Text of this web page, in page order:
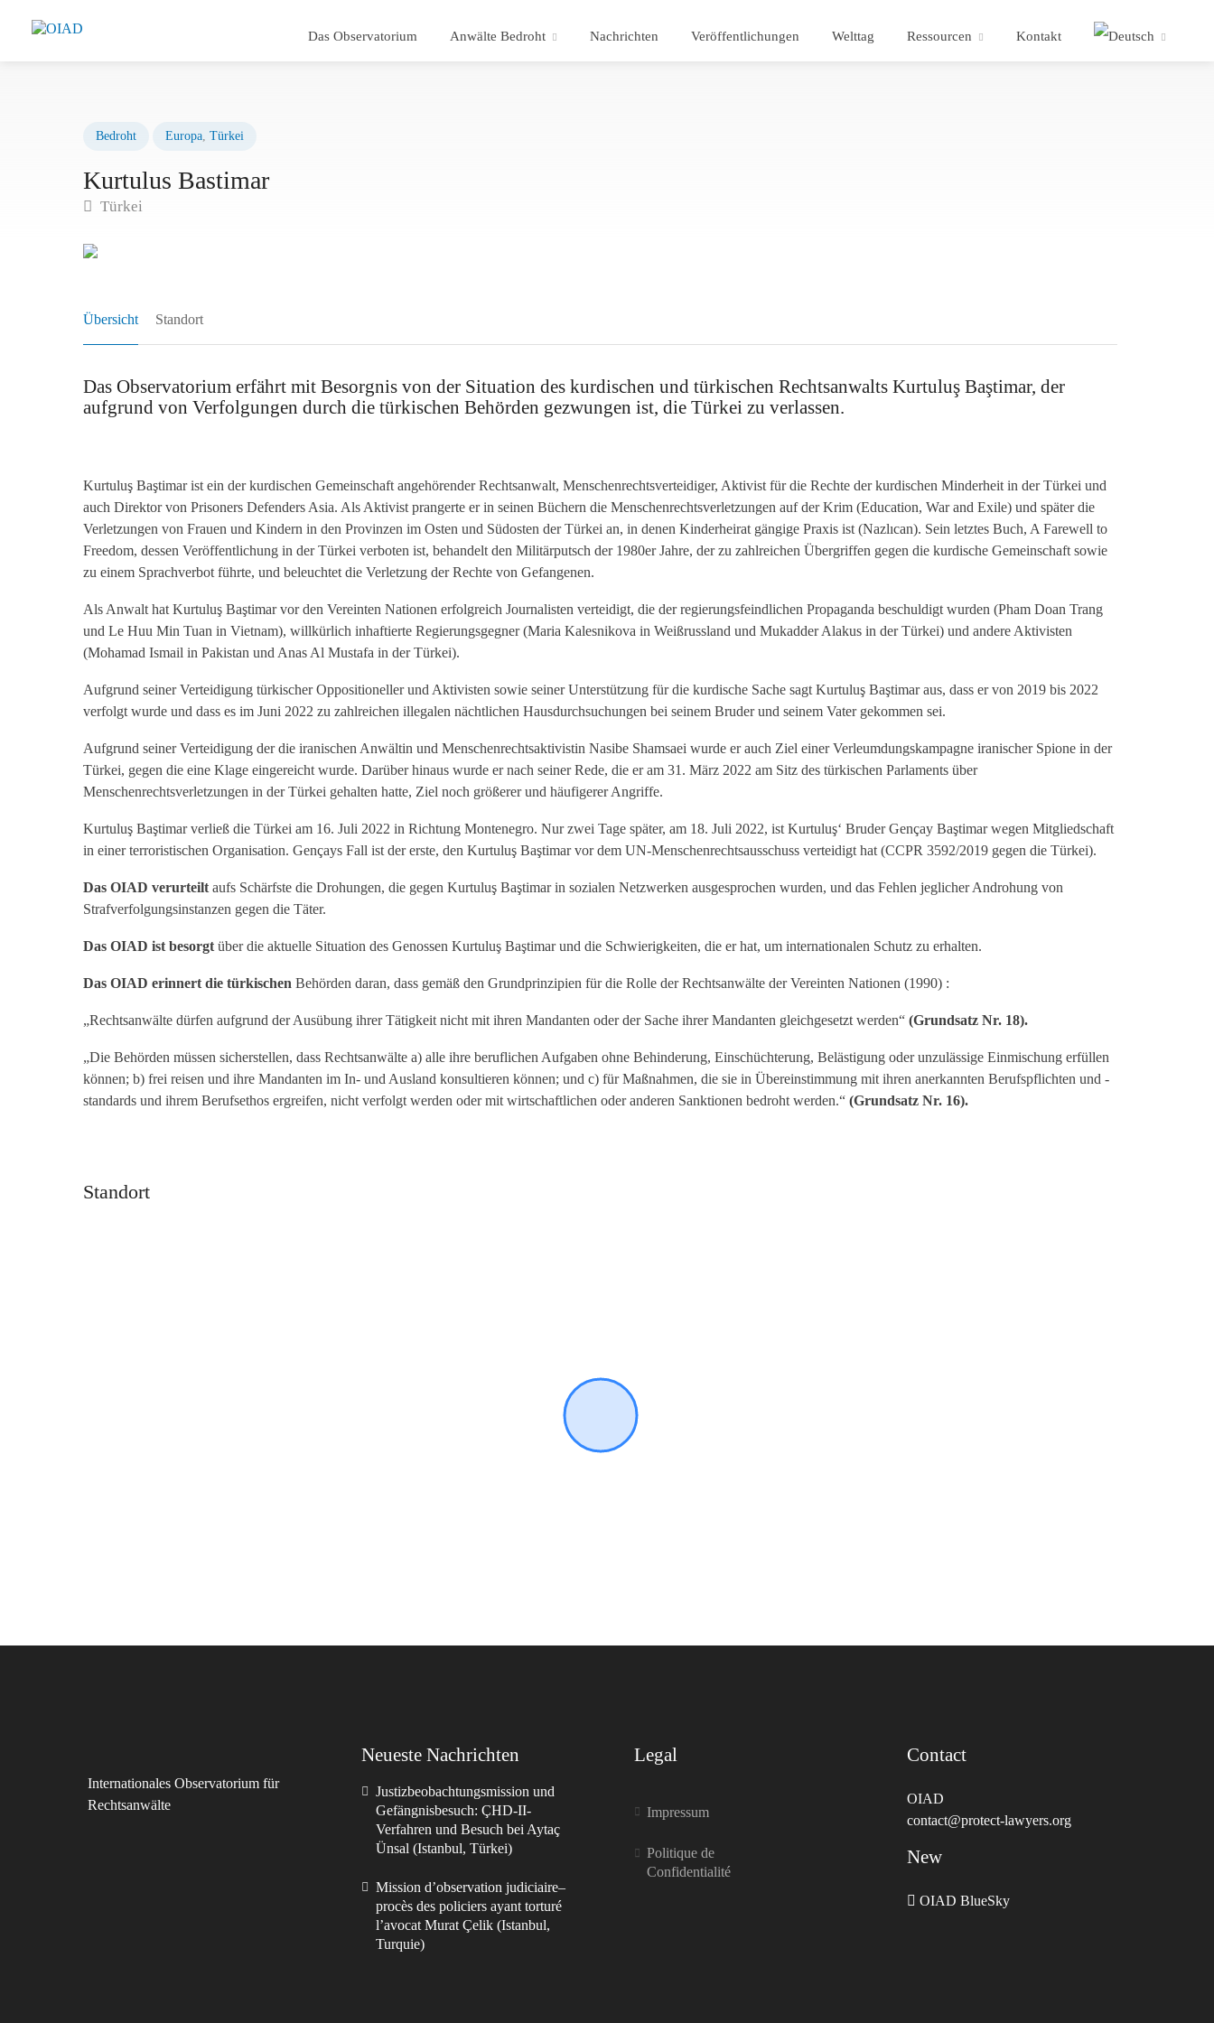
Das Observatorium Anwälte Bedroht Nachrichten Veröffentlichungen Welttag Ressourcen Kontakt
Bedroht Europa,Türkei
Kurtulus Bastimar
Türkei
Übersicht Standort
Das Observatorium erfährt mit Besorgnis von der Situation des kurdischen und türkischen Rechtsanwalts Kurtuluş Baştimar, der
aufgrund von Verfolgungen durch die türkischen Behörden gezwungen ist, die Türkei zu verlassen.
Kurtuluş Baştimar ist ein der kurdischen Gemeinschaft angehörender Rechtsanwalt, Menschenrechtsverteidiger, Aktivist für die Rechte der kurdischen Minderheit in der Türkei und
auch Direktor von Prisoners Defenders Asia. Als Aktivist prangerte er in seinen Büchern die Menschenrechtsverletzungen auf der Krim (Education, War and Exile) und später die
Verletzungen von Frauen und Kindern in den Provinzen im Osten und Südosten der Türkei an, in denen Kinderheirat gängige Praxis ist (Nazlıcan). Sein letztes Buch, A Farewell to
Freedom, dessen Veröffentlichung in der Türkei verboten ist, behandelt den Militärputsch der 1980er Jahre, der zu zahlreichen Übergriffen gegen die kurdische Gemeinschaft sowie
zu einem Sprachverbot führte, und beleuchtet die Verletzung der Rechte von Gefangenen.
Als Anwalt hat Kurtuluş Baştimar vor den Vereinten Nationen erfolgreich Journalisten verteidigt, die der regierungsfeindlichen Propaganda beschuldigt wurden (Pham Doan Trang
und Le Huu Min Tuan in Vietnam), willkürlich inhaftierte Regierungsgegner (Maria Kalesnikova in Weißrussland und Mukadder Alakus in der Türkei) und andere Aktivisten
(Mohamad Ismail in Pakistan und Anas Al Mustafa in der Türkei).
Aufgrund seiner Verteidigung türkischer Oppositioneller und Aktivisten sowie seiner Unterstützung für die kurdische Sache sagt Kurtuluş Baştimar aus, dass er von 2019 bis 2022
verfolgt wurde und dass es im Juni 2022 zu zahlreichen illegalen nächtlichen Hausdurchsuchungen bei seinem Bruder und seinem Vater gekommen sei.
Aufgrund seiner Verteidigung der die iranischen Anwältin und Menschenrechtsaktivistin Nasibe Shamsaei wurde er auch Ziel einer Verleumdungskampagne iranischer Spione in der
Türkei, gegen die eine Klage eingereicht wurde. Darüber hinaus wurde er nach seiner Rede, die er am 31. März 2022 am Sitz des türkischen Parlaments über
Menschenrechtsverletzungen in der Türkei gehalten hatte, Ziel noch größerer und häufigerer Angriffe.
Kurtuluş Baştimar verließ die Türkei am 16. Juli 2022 in Richtung Montenegro. Nur zwei Tage später, am 18. Juli 2022, ist Kurtuluş‘ Bruder Gençay Baştimar wegen Mitgliedschaft
in einer terroristischen Organisation. Gençays Fall ist der erste, den Kurtuluş Baştimar vor dem UN-Menschenrechtsausschuss verteidigt hat (CCPR 3592/2019 gegen die Türkei).
Das OIAD verurteilt aufs Schärfste die Drohungen, die gegen Kurtuluş Baştimar in sozialen Netzwerken ausgesprochen wurden, und das Fehlen jeglicher Androhung von
Strafverfolgungsinstanzen gegen die Täter.
Das OIAD ist besorgt über die aktuelle Situation des Genossen Kurtuluş Baştimar und die Schwierigkeiten, die er hat, um internationalen Schutz zu erhalten.
Das OIAD erinnert die türkischen Behörden daran, dass gemäß den Grundprinzipien für die Rolle der Rechtsanwälte der Vereinten Nationen (1990) :
„Rechtsanwälte dürfen aufgrund der Ausübung ihrer Tätigkeit nicht mit ihren Mandanten oder der Sache ihrer Mandanten gleichgesetzt werden“(Grundsatz Nr. 18).
„Die Behörden müssen sicherstellen, dass Rechtsanwälte a) alle ihre beruflichen Aufgaben ohne Behinderung, Einschüchterung, Belästigung oder unzulässige Einmischung erfüllen
können; b) frei reisen und ihre Mandanten im In- und Ausland konsultieren können; und c) für Maßnahmen, die sie in Übereinstimmung mit ihren anerkannten Berufspflichten und -
standards und ihrem Berufsethos ergreifen, nicht verfolgt werden oder mit wirtschaftlichen oder anderen Sanktionen bedroht werden.“(Grundsatz Nr. 16).
Standort
Internationales Observatorium für
Rechtsanwälte
Neueste Nachrichten
Justizbeobachtungsmission und
Gefängnisbesuch: ÇHD-II-
Verfahren und Besuch bei Aytaç
Ünsal (Istanbul, Türkei)
Mission d’observation judiciaire–
procès des policiers ayant torturé
l’avocat Murat Çelik (Istanbul,
Turquie)
Legal
Impressum
Politique de
Confidentialité
Contact
OIAD
contact@protect-lawyers.org
New
OIAD BlueSky